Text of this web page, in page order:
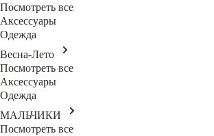
Посмотреть все
Аксессуары
Одежда
Весна-Лето
Посмотреть все
Аксессуары
Одежда
МАЛЬЧИКИ
Посмотреть все